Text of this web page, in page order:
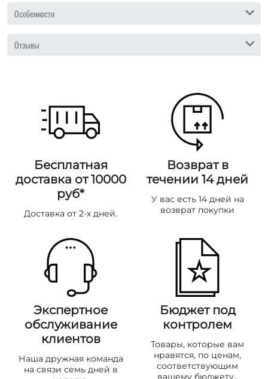
Особенности
Отзывы
Бесплатная
доставка от 10000
руб*
Доставка от 2-х дней.
Возврат в
течении 14 дней
У вас есть 14 дней на
возврат покупки
Экспертное
обслуживание
клиентов
Наша дружная команда
на связи семь дней в
Бюджет под
контролем
Товары, которые вам
нравятся, по ценам,
соответствующим
вашему бюджету..